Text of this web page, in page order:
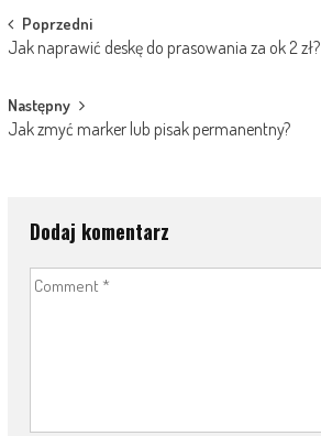
Post
navigation
Poprzedni
Jak naprawić deskę do prasowania za ok 2 zł?
Następny
Jak zmyć marker lub pisak permanentny?
Dodaj komentarz